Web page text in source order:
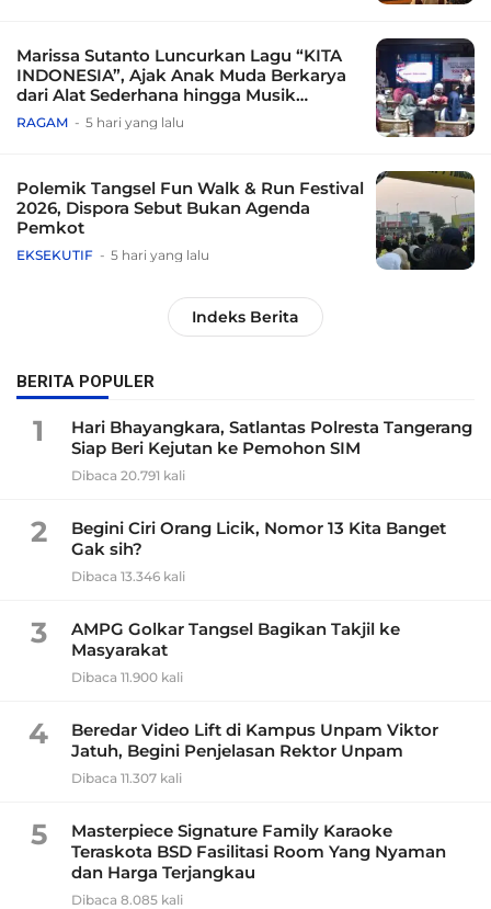
Marissa Sutanto Luncurkan Lagu “KITA
INDONESIA”, Ajak Anak Muda Berkarya
dari Alat Sederhana hingga Musik
Tradisional
RAGAM 5 hari yang lalu
Polemik Tangsel Fun Walk & Run Festival
2026, Dispora Sebut Bukan Agenda
Pemkot
EKSEKUTIF 5 hari yang lalu
Indeks Berita
BERITA POPULER
1
Hari Bhayangkara, Satlantas Polresta Tangerang
Siap Beri Kejutan ke Pemohon SIM
Dibaca 20.791 kali
2
Begini Ciri Orang Licik, Nomor 13 Kita Banget
Gak sih?
Dibaca 13.346 kali
3
AMPG Golkar Tangsel Bagikan Takjil ke
Masyarakat
Dibaca 11.900 kali
4
Beredar Video Lift di Kampus Unpam Viktor
Jatuh, Begini Penjelasan Rektor Unpam
Dibaca 11.307 kali
5
Masterpiece Signature Family Karaoke
Teraskota BSD Fasilitasi Room Yang Nyaman
dan Harga Terjangkau
Dibaca 8.085 kali